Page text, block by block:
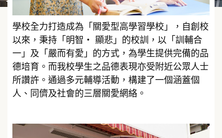
學校全力打造成為「關愛型高學習學校」，自創校
以來，秉持「明智‧ 顯悲」的校訓，以「訓輔合
一」及「嚴而有愛」的方式，為學生提供完備的品
德培育。而我校學生之品德表現亦受附近公眾人士
所讚許。通過多元輔導活動，構建了一個涵蓋個
人、同儕及社會的三層關愛網絡。